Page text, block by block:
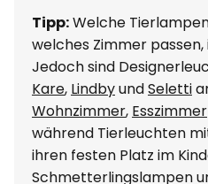
Tipp:Welche
welches Zimmer
Jedoch sind
Kare, LindbyundSeletti
Wohnzimmer, Esszimmer
während Tierleuchten
ihren festen Platz im
Schmetterlingslampen